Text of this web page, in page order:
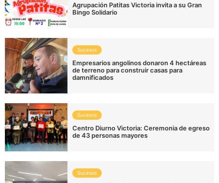
Agrupación Patitas Victoria invita a su Gran
Bingo Solidario
Sucesos
Empresarios angolinos donaron 4 hectáreas
de terreno para construir casas para
damnificados
Sucesos
Centro Diurno Victoria: Ceremonia de egreso
de 43 personas mayores
Sucesos